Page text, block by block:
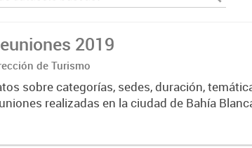
2019
de Turismo
categorías, sedes, duración, temáticas y tipos de
realizadas en la ciudad de Bahía